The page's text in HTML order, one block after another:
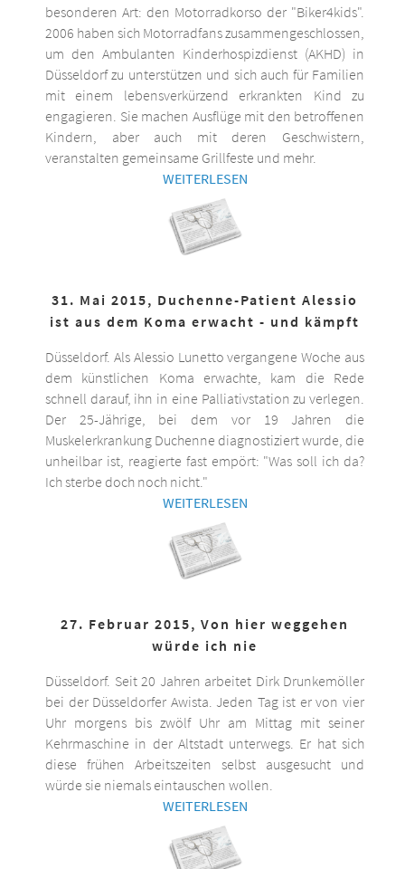
besonderen Art: den Motorradkorso der "Biker4kids".
2006 haben sich Motorradfans zusammengeschlossen,
um den Ambulanten Kinderhospizdienst (AKHD) in
Düsseldorf zu unterstützen und sich auch für Familien
mit einem lebensverkürzend erkrankten Kind zu
engagieren. Sie machen Ausflüge mit den betroffenen
Kindern, aber auch mit deren Geschwistern,
veranstalten gemeinsame Grillfeste und mehr.
WEITERLESEN
31. Mai 2015, Duchenne-Patient Alessio
ist aus dem Koma erwacht - und kämpft
Düsseldorf. Als Alessio Lunetto vergangene Woche aus
dem künstlichen Koma erwachte, kam die Rede
schnell darauf, ihn in eine Palliativstation zu verlegen.
Der 25-Jährige, bei dem vor 19 Jahren die
Muskelerkrankung Duchenne diagnostiziert wurde, die
unheilbar ist, reagierte fast empört: "Was soll ich da?
Ich sterbe doch noch nicht."
WEITERLESEN
27. Februar 2015, Von hier weggehen
würde ich nie
Düsseldorf. Seit 20 Jahren arbeitet Dirk Drunkemöller
bei der Düsseldorfer Awista. Jeden Tag ist er von vier
Uhr morgens bis zwölf Uhr am Mittag mit seiner
Kehrmaschine in der Altstadt unterwegs. Er hat sich
diese frühen Arbeitszeiten selbst ausgesucht und
würde sie niemals eintauschen wollen.
WEITERLESEN